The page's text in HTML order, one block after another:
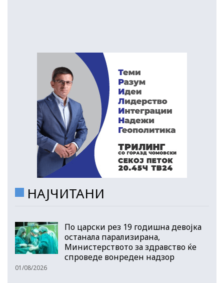
НАЈЧИТАНИ
По царски рез 19 годишна девојка
останала парализирана,
Министерството за здравство ќе
спроведе вонреден надзор
01/08/2026